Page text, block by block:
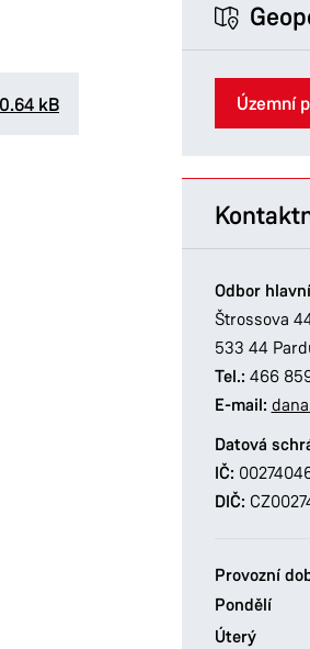
kB Územní
Odbor
Štrossova
533 44
Tel.: 466
E-mail:
Datová
IČ:
DIČ:
Provozní
Pondělí
Úterý